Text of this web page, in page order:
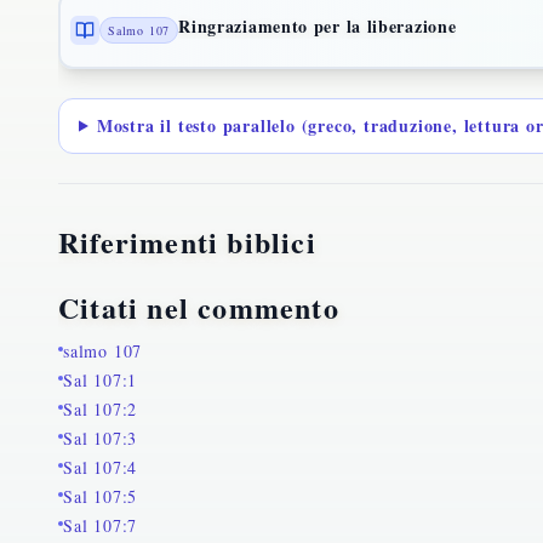
Salmo 107 Ringraziamento per la liberazione
Mostra il testo parallelo (greco, traduzione, lettura
Riferimenti biblici
Citati nel commento
salmo 107
Sal 107:1
Sal 107:2
Sal 107:3
Sal 107:4
Sal 107:5
Sal 107:7